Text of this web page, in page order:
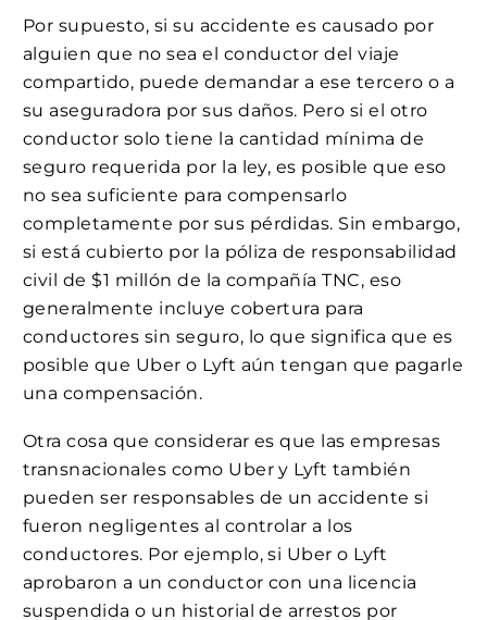
Por supuesto, si su accidente es causado por
alguien que no sea el conductor del viaje
compartido, puede demandar a ese tercero o a
su aseguradora por sus daños. Pero si el otro
conductor solo tiene la cantidad mínima de
seguro requerida por la ley, es posible que eso
no sea suficiente para compensarlo
completamente por sus pérdidas. Sin embargo,
si está cubierto por la póliza de responsabilidad
civil de $1 millón de la compañía TNC, eso
generalmente incluye cobertura para
conductores sin seguro, lo que significa que es
posible que Uber o Lyft aún tengan que pagarle
una compensación.
Otra cosa que considerar es que las empresas
transnacionales como Uber y Lyft también
pueden ser responsables de un accidente si
fueron negligentes al controlar a los
conductores. Por ejemplo, si Uber o Lyft
aprobaron a un conductor con una licencia
suspendida o un historial de arrestos por